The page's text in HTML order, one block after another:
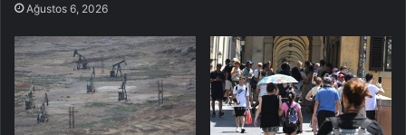
Ağustos 6, 2026